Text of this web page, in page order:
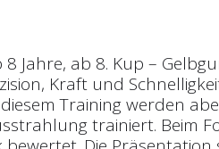
Jahre, ab 8. Kup –
Kraft und
Training werden
trainiert. Beim